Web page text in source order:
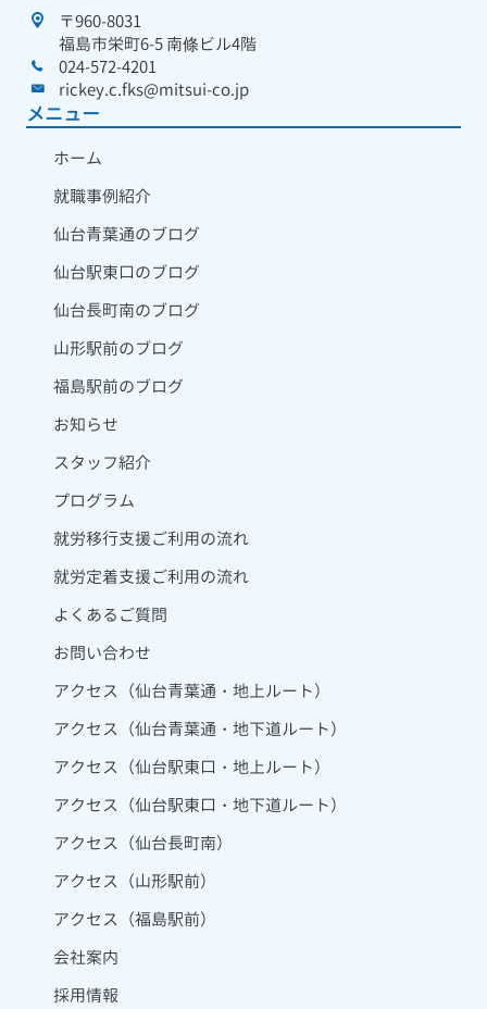
〒960-8031
福島市栄町6-5 南條ビル4階
024-572-4201
rickey.c.fks@mitsui-co.jp
メニュー
ホーム
就職事例紹介
仙台青葉通のブログ
仙台駅東口のブログ
仙台長町南のブログ
山形駅前のブログ
福島駅前のブログ
お知らせ
スタッフ紹介
プログラム
就労移行支援ご利用の流れ
就労定着支援ご利用の流れ
よくあるご質問
お問い合わせ
アクセス（仙台青葉通・地上ルート）
アクセス（仙台青葉通・地下道ルート）
アクセス（仙台駅東口・地上ルート）
アクセス（仙台駅東口・地下道ルート）
アクセス（仙台長町南）
アクセス（山形駅前）
アクセス（福島駅前）
会社案内
採用情報